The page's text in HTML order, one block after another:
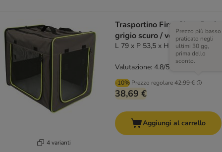
4 varianti
Trasportino First Class Basic
grigio scuro / verde fluo
L 79 x P 53,5 x H 66 cm
-10% Prezzo regolare42,99 €
Prezzo più basso
praticato negli
ultimi 30 gg,
prima dello
sconto.
38,69 €
Valutazione: 4.8/5
Aggiungi al carrello